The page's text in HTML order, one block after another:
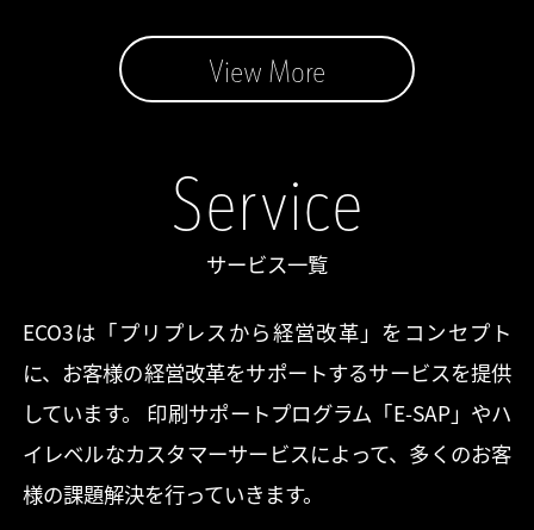
View More
Service
サービス一覧
ECO3は「プリプレスから経営改革」をコンセプト
に、お客様の経営改革をサポートするサービスを提供
しています。 印刷サポートプログラム「E-SAP」やハ
イレベルなカスタマーサービスによって、多くのお客
様の課題解決を行っていきます。